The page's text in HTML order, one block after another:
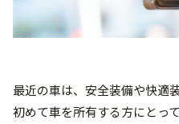
最近の車は、安全装備や快適
初めて車を所有する方にとっ